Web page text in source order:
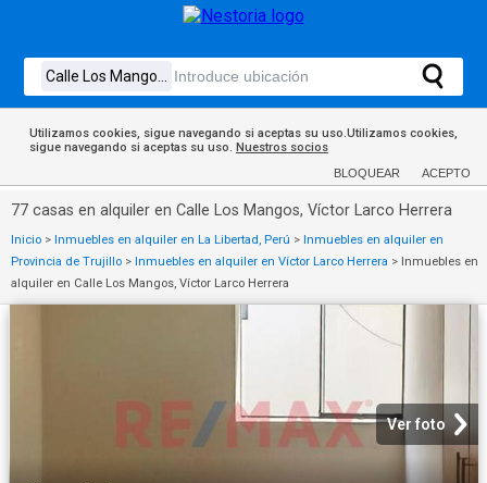
Utilizamos cookies, sigue navegando si aceptas su uso.Utilizamos cookies,
sigue navegando si aceptas su uso. Nuestros socios
BLOQUEAR ACEPTO
77 casas en alquiler en Calle Los Mangos, Víctor Larco Herrera
Inicio > Inmuebles en alquiler en La Libertad, Perú > Inmuebles en alquiler en
Provincia de Trujillo > Inmuebles en alquiler en Víctor Larco Herrera > Inmuebles en
alquiler en Calle Los Mangos, Víctor Larco Herrera
Ver foto